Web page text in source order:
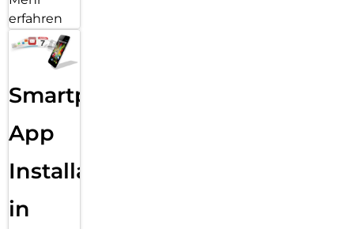
erfahren
Smartphone
App
Installation
in